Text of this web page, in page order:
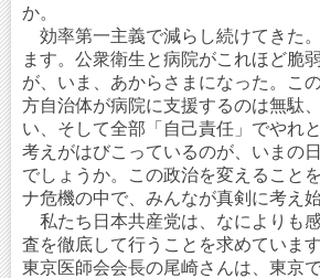
か。
効率第一主義で減らし続けてきた
ます。公衆衛生と病院がこれほど脆
が、いま、あからさまになった。こ
方自治体が病院に支援するのは無駄
い、そして全部「自己責任」でやれ
考えがはびこっているのが、いまの
でしょうか。この政治を変えること
ナ危機の中で、みんなが真剣に考え始
私たち日本共産党は、なによりも
査を徹底して行うことを求めていま
東京医師会会長の尾崎さんは、東京